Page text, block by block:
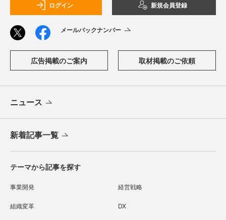
ログイン 新規会員登録
メールバックナンバー
広告掲載のご案内 取材掲載のご依頼
ニュース
新着記事一覧
テーマから記事を探す
事業開発 経営戦略
組織変革 DX